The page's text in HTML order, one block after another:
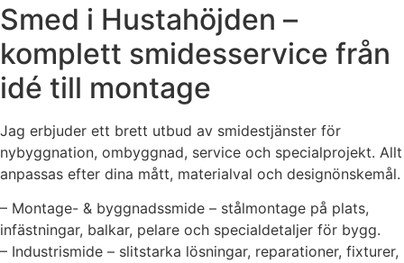
Smed i Hustahöjden –
komplett smidesservice från
idé till montage
Jag erbjuder ett brett utbud av smidestjänster för
nybyggnation, ombyggnad, service och specialprojekt. Allt
anpassas efter dina mått, materialval och designönskemål.
– Montage- & byggnadssmide – stålmontage på plats,
infästningar, balkar, pelare och specialdetaljer för bygg.
– Industrismide – slitstarka lösningar, reparationer, fixturer,